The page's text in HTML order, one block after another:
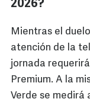
2026?
Mientras el
atención de la
jornada
Premium. A la
Verde se medirá